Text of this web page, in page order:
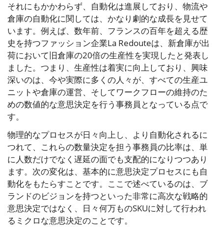
それにもかかわらず、自動化は進展しており、物流や
倉庫の自動化に関しては、かなり劇的な成長を見せて
います。例えば、数年前、フランスの百年を超える歴
史を持つファッション企業La Redouteは、新倉庫が出
荷において旧倉庫の20倍の生産性を実現したと発表し
ました。つまり、生産性は着実に向上しており、興味
深いのは、今や実際に多くの人々が、すべての生産ユ
ニットや倉庫の運営、そしてワークフローの維持のた
めの数値的な意思決定を行う事務員となっている点で
す。
物理的なプロセスが日々向上し、より自動化されるに
つれて、これらの数量決定を担う事務員の比率は、単
に人数だけでなく遅延の面でも支配的になりつつあり
ます。次の変化は、基本的に意思決定プロセスにも自
動化をもたらすことです。ここで述べているのは、ブ
ランドのビジョンを持つといった非常に高次な戦略的
意思決定ではなく、日々何万ものSKUに対して行われ
るミクロな意思決定のことです。